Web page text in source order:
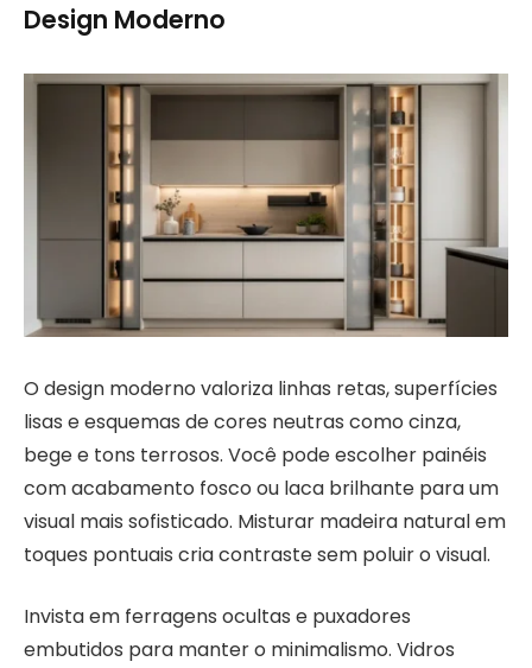
Design Moderno
O design moderno valoriza linhas retas, superfícies
lisas e esquemas de cores neutras como cinza,
bege e tons terrosos. Você pode escolher painéis
com acabamento fosco ou laca brilhante para um
visual mais sofisticado. Misturar madeira natural em
toques pontuais cria contraste sem poluir o visual.
Invista em ferragens ocultas e puxadores
embutidos para manter o minimalismo. Vidros